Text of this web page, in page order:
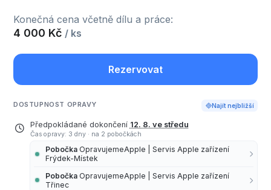
Konečná cena včetně dílu a práce:
4 000 Kč / ks
Rezervovat
DOSTUPNOST OPRAVY Najít nejbližší
Předpokládané dokončení 12. 8. ve středu
Čas opravy: 3 dny · na 2 pobočkách
Pobočka OpravujemeApple | Servis Apple zařízení
Frýdek-Místek
Pobočka OpravujemeApple | Servis Apple zařízení
Třinec